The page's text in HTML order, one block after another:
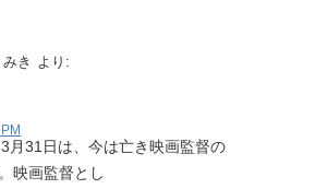
き より:
月31日は、今は亡き映画監督の
映画監督とし